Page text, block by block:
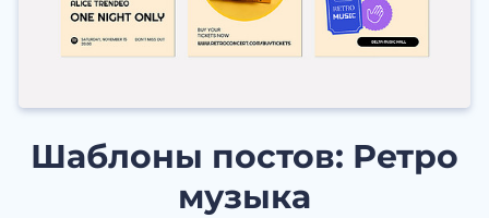
Шаблоны постов: Ретро
музыка